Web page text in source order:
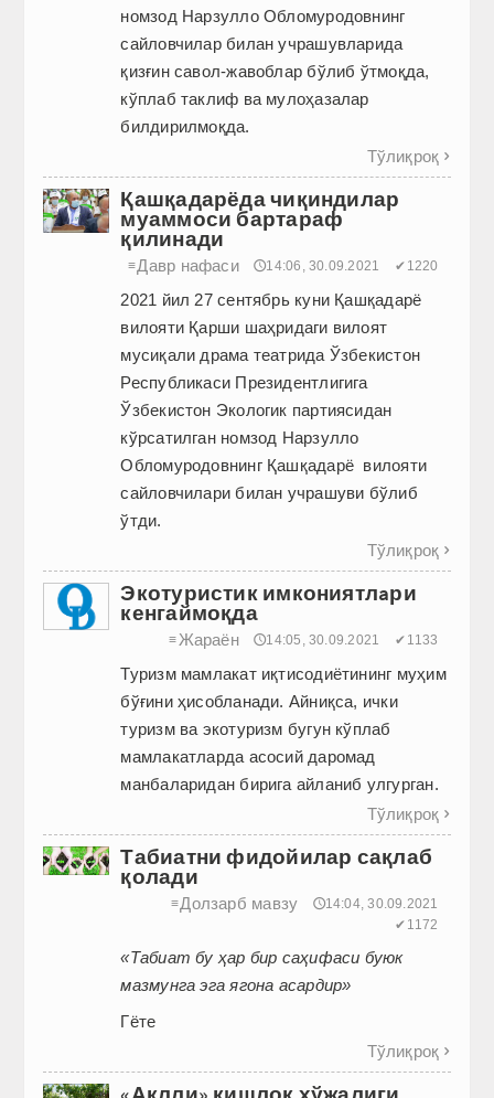
номзод Нарзулло Обломуродовнинг
сайловчилар билан учрашувларида
қизғин савол-жавоблар бўлиб ўтмоқда,
кўплаб таклиф ва мулоҳазалар
билдирилмоқда.
Тўлиқроқ 
Қашқадарёда чиқиндилар
муаммоси бартараф
қилинади
≡Давр нафаси 🕔14:06, 30.09.2021 ✔1220
2021 йил 27 сентябрь куни Қашқадарё
вилояти Қарши шаҳридаги вилоят
мусиқали драма театрида Ўзбекистон
Республикаси Президентлигига
Ўзбекистон Экологик партиясидан
кўрсатилган номзод Нарзулло
Обломуродовнинг Қашқадарё вилояти
сайловчилари билан учрашуви бўлиб
ўтди.
Тўлиқроқ 
Экотуристик имкониятлaри
кенгаймоқда
≡ Жараён 🕔14:05, 30.09.2021 ✔1133
Туризм мамлакат иқтисодиётининг муҳим
бўғини ҳисобланади. Айниқса, ички
туризм ва экотуризм бугун кўплаб
мамлакатларда асосий даромад
манбаларидан бирига айланиб улгурган.
Тўлиқроқ 
Табиатни фидойилар сақлаб
қолади
≡Долзарб мавзу
🕔14:04, 30.09.2021
✔1172
«Табиат бу ҳар бир саҳифаси буюк
мазмунга эга ягона асардир»
Гёте
Тўлиқроқ 